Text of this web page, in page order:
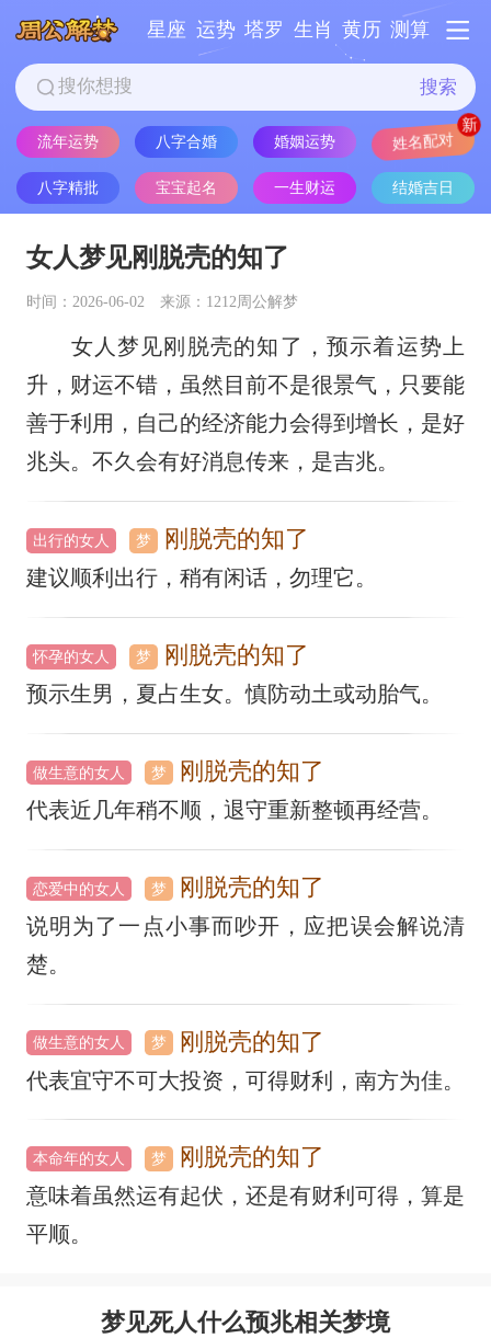
星座 运势 塔罗 生肖 黄历 测算
搜索
流年运势 八字合婚 婚姻运势 姓名配对
八字精批 宝宝起名 一生财运 结婚吉日
女人梦见刚脱壳的知了
时间：2026-06-02 来源：1212周公解梦
女人梦见刚脱壳的知了，预示着运势上
升，财运不错，虽然目前不是很景气，只要能
善于利用，自己的经济能力会得到增长，是好
兆头。不久会有好消息传来，是吉兆。
出行的女人 梦 刚脱壳的知了
建议顺利出行，稍有闲话，勿理它。
怀孕的女人 梦 刚脱壳的知了
预示生男，夏占生女。慎防动土或动胎气。
做生意的女人 梦 刚脱壳的知了
代表近几年稍不顺，退守重新整顿再经营。
恋爱中的女人 梦 刚脱壳的知了
说明为了一点小事而吵开，应把误会解说清
楚。
做生意的女人 梦 刚脱壳的知了
代表宜守不可大投资，可得财利，南方为佳。
本命年的女人 梦 刚脱壳的知了
意味着虽然运有起伏，还是有财利可得，算是
平顺。
梦见死人什么预兆相关梦境